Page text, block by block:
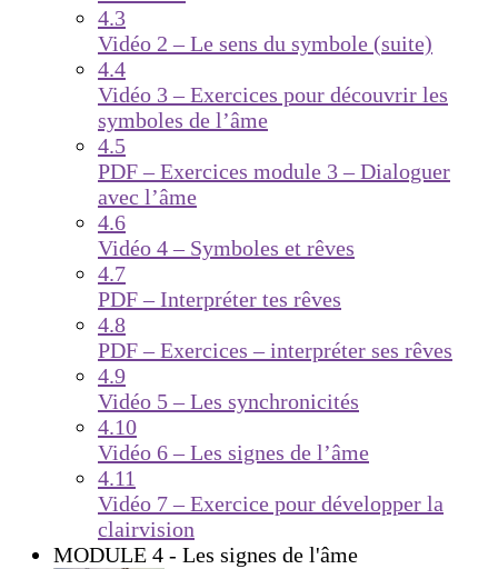
4.3
Vidéo 2 – Le sens du symbole (suite)
4.4
Vidéo 3 – Exercices pour découvrir les
symboles de l’âme
4.5
PDF – Exercices module 3 – Dialoguer
avec l’âme
4.6
Vidéo 4 – Symboles et rêves
4.7
PDF – Interpréter tes rêves
4.8
PDF – Exercices – interpréter ses rêves
4.9
Vidéo 5 – Les synchronicités
4.10
Vidéo 6 – Les signes de l’âme
4.11
Vidéo 7 – Exercice pour développer la
clairvision
MODULE 4 - Les signes de l'âme